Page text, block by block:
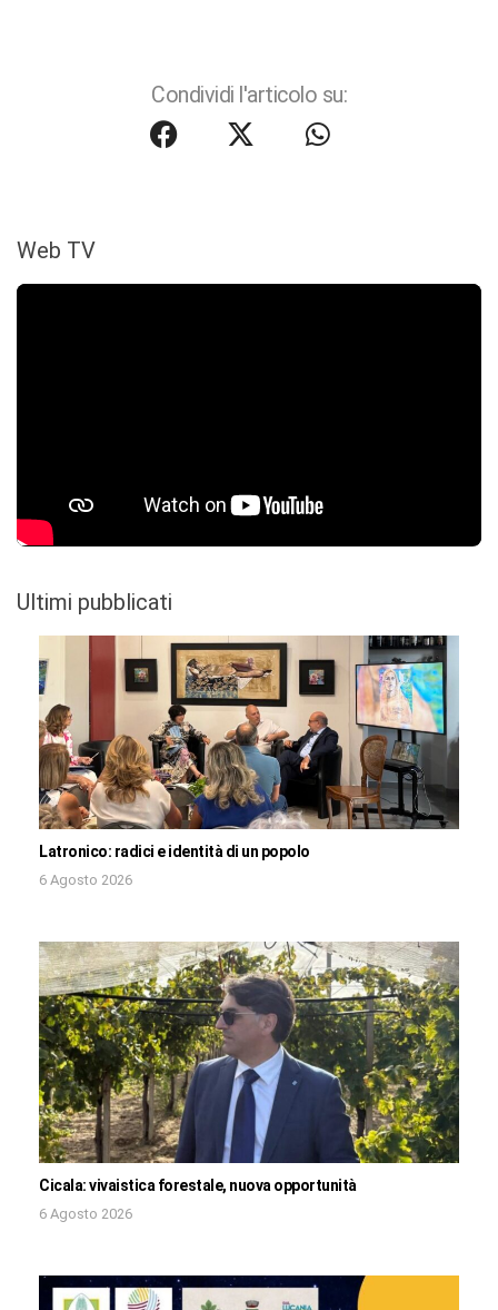
Condividi l'articolo su:
Web TV
Ultimi pubblicati
Latronico: radici e identità di un popolo
6 Agosto 2026
Cicala: vivaistica forestale, nuova opportunità
6 Agosto 2026